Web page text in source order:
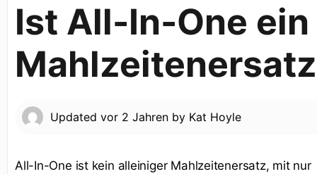
Ist All-In-One ein
Updated vor 2 Jahren by Kat Hoyle
All-In-One ist kein alleiniger Mahlzeitenersatz, mit nur